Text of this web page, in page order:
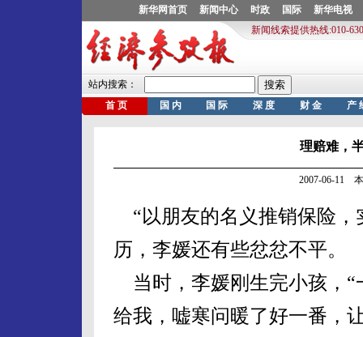
理赔难，
2007-06-11
“以朋友的名义推销保险，
历，李媛还有些忿忿不平。
当时，李媛刚生完小孩，“
给我，嘘寒问暖了好一番，